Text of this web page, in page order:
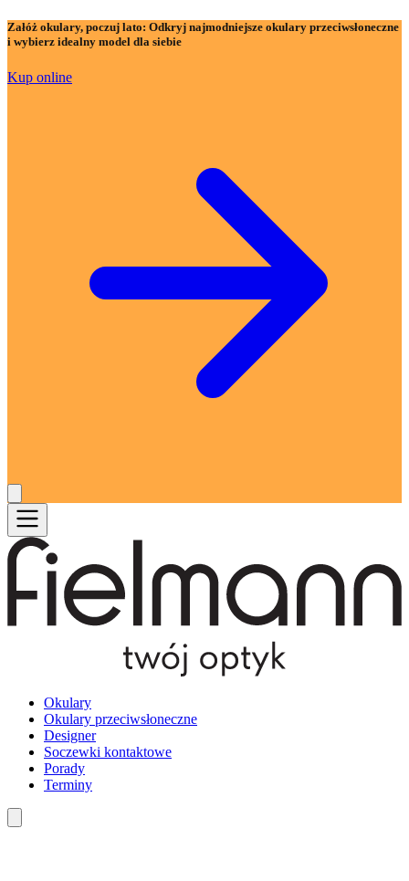
Załóż okulary, poczuj lato: Odkryj najmodniejsze okulary przeciwsłoneczne
i wybierz idealny model dla siebie
Kup online
Okulary
Okulary przeciwsłoneczne
Designer
Soczewki kontaktowe
Porady
Terminy